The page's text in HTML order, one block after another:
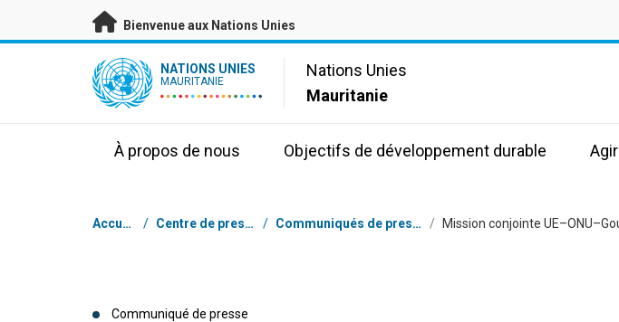
Passer au contenu principal
Bienvenue aux Nations Unies
UN Logo NATIONS UNIES
MAURITANIE
Nations Unies
Mauritanie
À propos de nous Objectifs de développement durable Agir
Fil d'Ariane
Accueil / Centre de presse / Communiqués de presse /
Communiqué de presse